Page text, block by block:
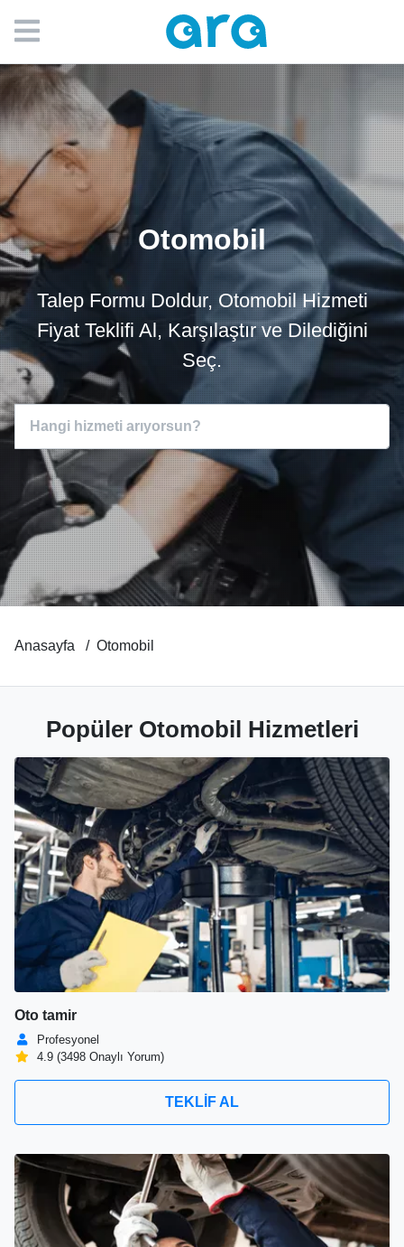
Otomobil
Talep Formu Doldur, Otomobil Hizmeti
Fiyat Teklifi Al, Karşılaştır ve Dilediğini
Seç.
Anasayfa Otomobil
Popüler Otomobil Hizmetleri
Oto tamir
Profesyonel
4.9 (3498 Onaylı Yorum)
TEKLİF AL